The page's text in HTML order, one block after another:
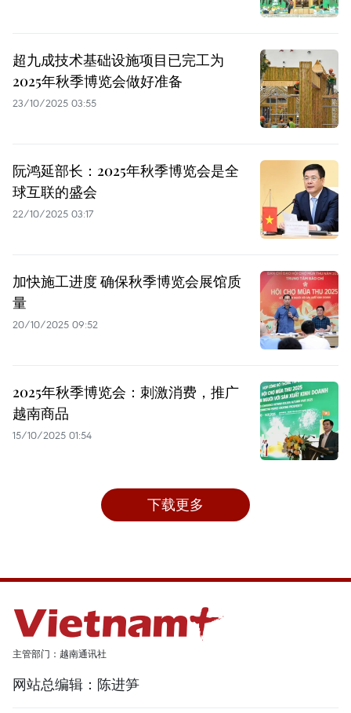
超九成技术基础设施项目已完工为
2025年秋季博览会做好准备
23/10/2025 03:55
阮鸿延部长：2025年秋季博览会是全
球互联的盛会
22/10/2025 03:17
加快施工进度 确保秋季博览会展馆质
量
20/10/2025 09:52
2025年秋季博览会：刺激消费，推广
越南商品
15/10/2025 01:54
下载更多
主管部门：越南通讯社
网站总编辑：陈进笋